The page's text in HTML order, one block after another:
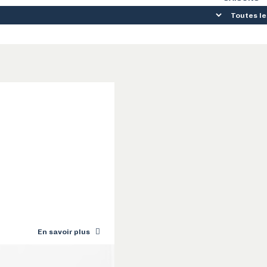
En savoir plus